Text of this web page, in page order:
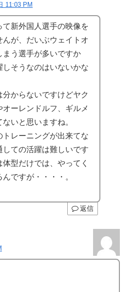
11:03 PM
て新外国人選手の映像を
が、だいぶウェイトオ
まう選手が多いですか
しそうなのはいないかな
からないですけどヤク
オーレンドルフ、ギルメ
いと思いますね。
レーニングが出来てな
しての活躍は難しいです
型だけでは、やってく
ですが・・・・。
返信